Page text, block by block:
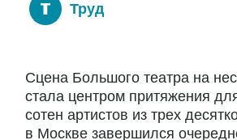
Труд
Сцена Большого театра на
стала центром притяжения
сотен артистов из трех
в Москве завершился